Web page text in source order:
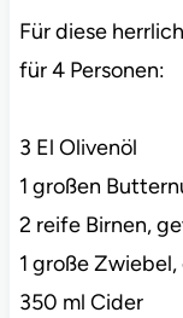
Für diese
für 4 Personen:
3 El Olivenöl
1 großen
2 reife Birnen,
1 große
350 ml Cider